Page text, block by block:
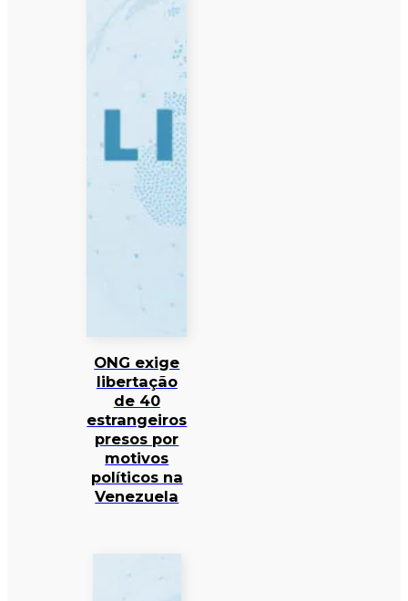
ONG exige
libertação
de 40
estrangeiros
presos por
motivos
políticos na
Venezuela